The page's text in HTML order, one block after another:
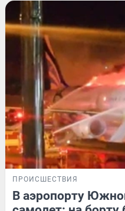
ПРОИСШЕСТВИЯ
В аэропорту